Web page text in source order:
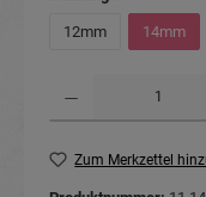
12mm 14mm
Zum Merkzettel